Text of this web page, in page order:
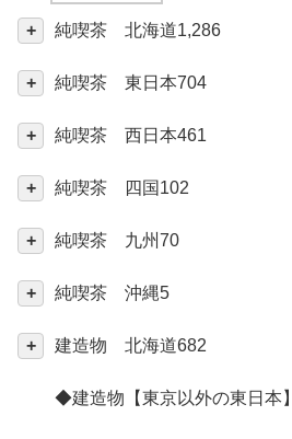
純喫茶 北海道1,286
純喫茶 東日本704
純喫茶 西日本461
純喫茶 四国 102
純喫茶 九州70
純喫茶 沖縄5
建造物 北海道682
◆建造物【東京以外の東日本】